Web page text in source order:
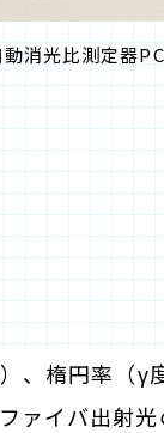
動消光比測定器
、楕円率（γ
ァイバ出射